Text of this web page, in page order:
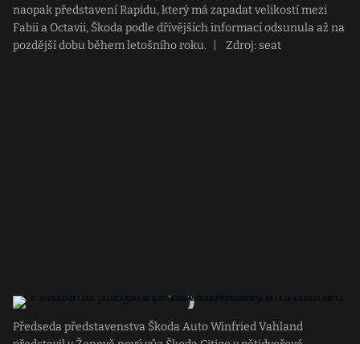
naopak představení Rapidu, který má zapadat velikostí mezi
Fabii a Octavii, Škoda podle dřívějších informací odsunula až na
pozdější dobu během letošního roku.
Zdroj: seat
Předseda představenstva Škoda Auto Winfried Vahland